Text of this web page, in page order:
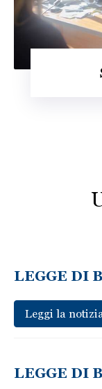
LEGGE DI
Leggi la notizia
LEGGE DI